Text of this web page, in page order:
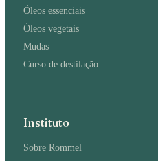
Óleos essenciais
Óleos vegetais
Mudas
Curso de destilação
Instituto
Sobre Rommel